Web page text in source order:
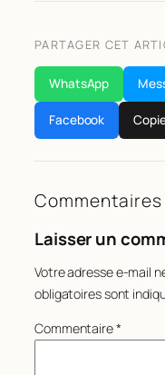
PARTAGER CET
WhatsApp
Facebook
Commentaires
Laisser un
Votre adresse e-mail
obligatoires sont
Commentaire*